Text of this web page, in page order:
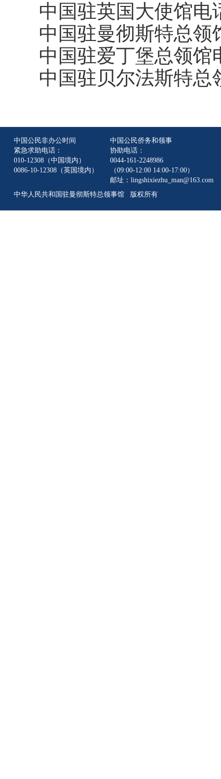
中国驻英国大使馆电
中国驻曼彻斯特总领
中国驻爱丁堡总领馆
中国驻贝尔法斯特总
中国公民非办公时间
紧急求助电话：
010-12308（中国境内）
0086-10-12308（英国境内）
中国公民侨务和领事
协助电话：
0044-161-2248986
（09:00-12:00 14:00-17:00）
邮址：lingshixiezhu_man@163.com
中华人民共和国驻曼彻斯特总领事馆 版权所有